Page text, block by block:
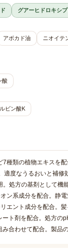
グアーヒドロキシ
アボカド油 ニオイテ
酸
ビン酸K
種類の植物エキスを
適度なうるおいと補
処方の基剤として
ン系成分を配合。静
エント成分を配合。
ト剤を配合。処方の
合わせて配合。製品